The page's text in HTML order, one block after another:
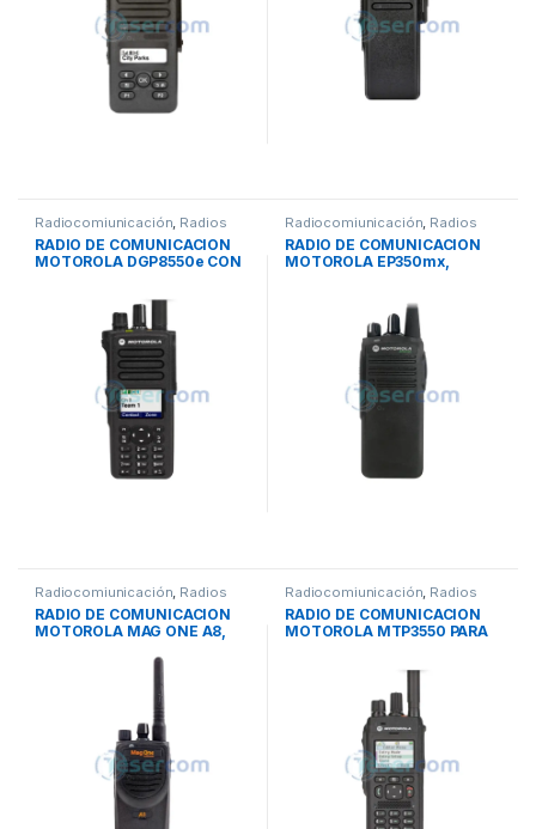
Radiocomiunicación, Radios
RADIO DE COMUNICACION
MOTOROLA DGP8550e CON
Radiocomiunicación, Radios
RADIO DE COMUNICACION
MOTOROLA EP350mx,
Radiocomiunicación, Radios
RADIO DE COMUNICACION
MOTOROLA MAG ONE A8,
Radiocomiunicación, Radios
RADIO DE COMUNICACION
MOTOROLA MTP3550 PARA